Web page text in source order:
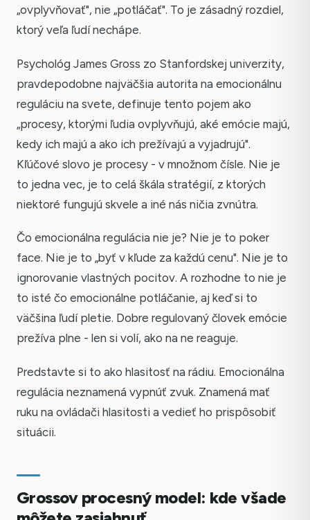
„ovplyvňovať", nie „potláčať". To je zásadný rozdiel,
ktorý veľa ľudí nechápe.
Psychológ James Gross zo Stanfordskej univerzity,
pravdepodobne najväčšia autorita na emocionálnu
reguláciu na svete, definuje tento pojem ako
„procesy, ktorými ľudia ovplyvňujú, aké emócie majú,
kedy ich majú a ako ich prežívajú a vyjadrujú".
Kľúčové slovo je procesy - v množnom čísle. Nie je
to jedna vec, je to celá škála stratégií, z ktorých
niektoré fungujú skvele a iné nás ničia zvnútra.
Čo emocionálna regulácia nie je? Nie je to poker
face. Nie je to „byť v kľude za každú cenu". Nie je to
ignorovanie vlastných pocitov. A rozhodne to nie je
to isté čo emocionálne potláčanie, aj keď si to
väčšina ľudí pletie. Dobre regulovaný človek emócie
prežíva plne - len si volí, ako na ne reaguje.
Predstavte si to ako hlasitosť na rádiu. Emocionálna
regulácia neznamená vypnúť zvuk. Znamená mať
ruku na ovládači hlasitosti a vedieť ho prispôsobiť
situácii.
Grossov procesný model: kde všade